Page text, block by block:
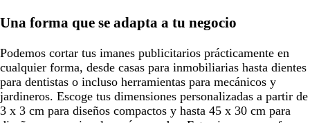
Una forma que se adapta a tu negocio
Podemos cortar tus imanes publicitarios prácticamente en
cualquier forma, desde casas para inmobiliarias hasta dientes
para dentistas o incluso herramientas para mecánicos y
jardineros. Escoge tus dimensiones personalizadas a partir de
3 x 3 cm para diseños compactos y hasta 45 x 30 cm para